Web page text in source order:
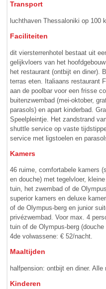
Transport
luchthaven Thessaloniki op 100
Faciliteiten
dit viersterrenhotel bestaat uit
gelijkvloers van het
het restaurant (ontbijt en diner).
terras eten. Italiaans restaurant
aan de poolbar voor een frisse
buitenzwembad (mei-oktober,
parasols) en apart kinderbad.
Speelpleintje. Het zandstrand
shuttle service op vaste
service met ligstoelen en
Kamers
46 ruime, comfortabele kamers
en douche) met tegelvloer,
tuin, het zwembad of de
superior kamers en deluxe
of de Olympus-berg en junior
privézwembad. Voor max. 4
tuin of de Olympus-berg
4de volwassene: € 52/nacht.
Maaltijden
halfpension: ontbijt en diner. Alle
Kinderen